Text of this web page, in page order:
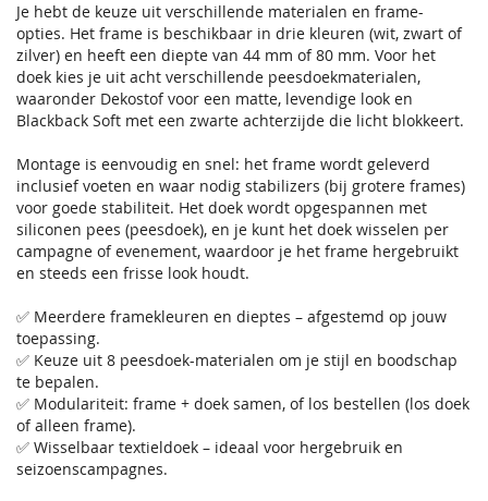
Je hebt de keuze uit verschillende materialen en frame-
opties. Het frame is beschikbaar in drie kleuren (wit, zwart of
zilver) en heeft een diepte van 44 mm of 80 mm. Voor het
doek kies je uit acht verschillende peesdoekmaterialen,
waaronder Dekostof voor een matte, levendige look en
Blackback Soft met een zwarte achterzijde die licht blokkeert.
Montage is eenvoudig en snel: het frame wordt geleverd
inclusief voeten en waar nodig stabilizers (bij grotere frames)
voor goede stabiliteit. Het doek wordt opgespannen met
siliconen pees (peesdoek), en je kunt het doek wisselen per
campagne of evenement, waardoor je het frame hergebruikt
en steeds een frisse look houdt.
✅ Meerdere framekleuren en dieptes – afgestemd op jouw
toepassing.
✅ Keuze uit 8 peesdoek-materialen om je stijl en boodschap
te bepalen.
✅ Modulariteit: frame + doek samen, of los bestellen (los doek
of alleen frame).
✅ Wisselbaar textieldoek – ideaal voor hergebruik en
seizoenscampagnes.